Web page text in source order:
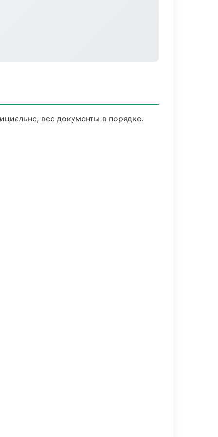
все документы в порядке.